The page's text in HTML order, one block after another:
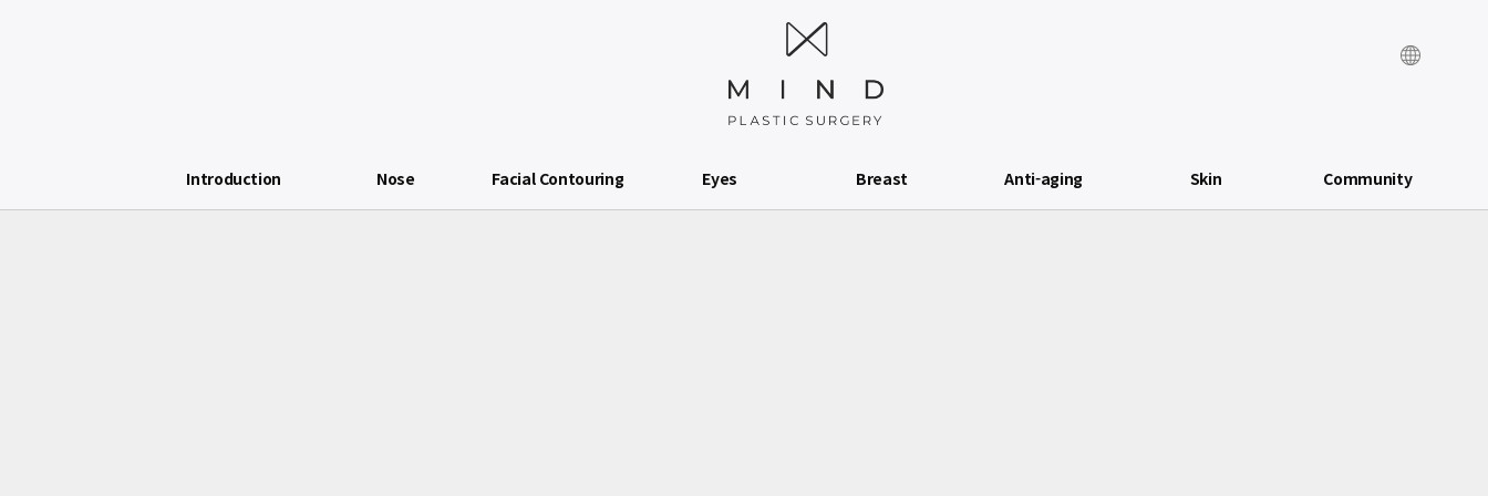
Introduction Nose Facial Contouring Eyes Breast Anti-aging Skin Community